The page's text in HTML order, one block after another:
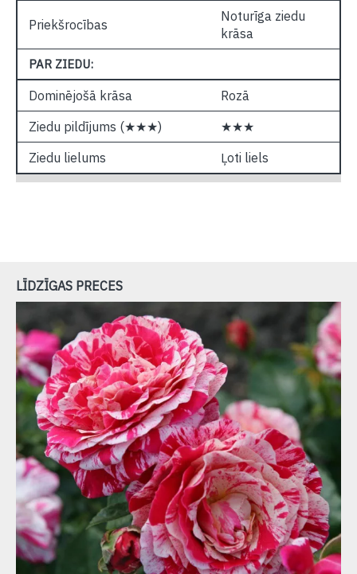
Priekšrocības
Noturīga ziedu
krāsa
PAR ZIEDU:
Dominējošā krāsa
Rozā
Ziedu pildījums (★★★)
★★★
Ziedu lielums
Ļoti liels
LĪDZĪGAS PRECES